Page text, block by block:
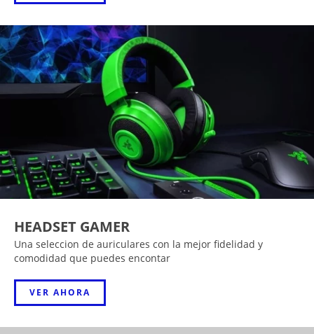
HEADSET GAMER
Una seleccion de auriculares con la mejor fidelidad y
comodidad que puedes encontar
VER AHORA